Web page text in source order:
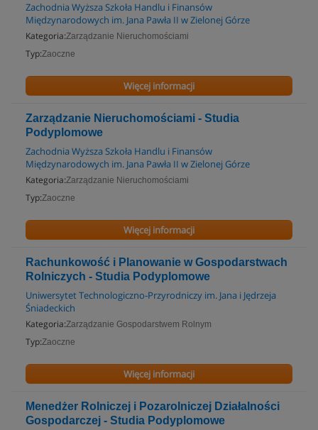
Zachodnia Wyższa Szkoła Handlu i Finansów
Międzynarodowych im. Jana Pawła II w Zielonej Górze
Kategoria:Zarządzanie Nieruchomościami
Typ:Zaoczne
Więcej informacji
Zarządzanie Nieruchomościami - Studia
Podyplomowe
Zachodnia Wyższa Szkoła Handlu i Finansów
Międzynarodowych im. Jana Pawła II w Zielonej Górze
Kategoria:Zarządzanie Nieruchomościami
Typ:Zaoczne
Więcej informacji
Rachunkowość i Planowanie w Gospodarstwach
Rolniczych - Studia Podyplomowe
Uniwersytet Technologiczno-Przyrodniczy im. Jana i Jędrzeja
Śniadeckich
Kategoria:Zarządzanie Gospodarstwem Rolnym
Typ:Zaoczne
Więcej informacji
Menedżer Rolniczej i Pozarolniczej Działalności
Gospodarczej - Studia Podyplomowe